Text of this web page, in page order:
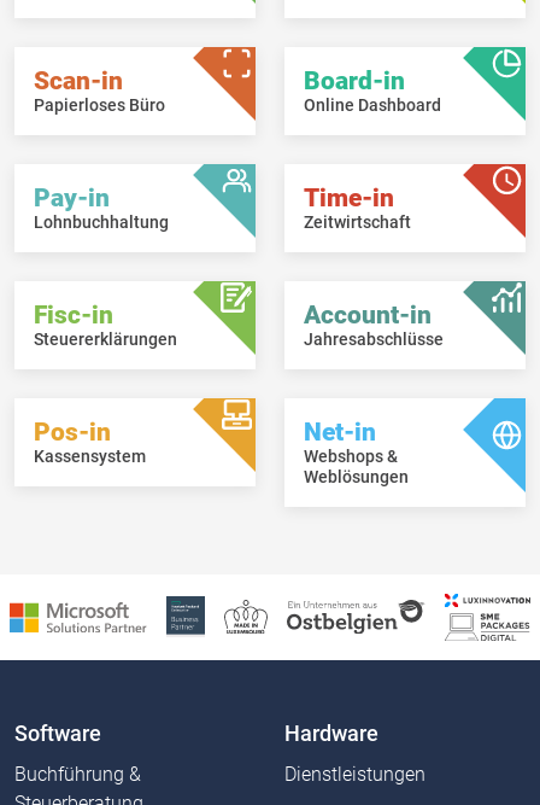
Scan-in
Papierloses Büro
Board-in
Online Dashboard
Pay-in
Lohnbuchhaltung
Time-in
Zeitwirtschaft
Fisc-in
Steuererklärungen
Account-in
Jahresabschlüsse
Pos-in
Kassensystem
Net-in
Webshops &
Weblösungen
Software
Buchführung &
Hardware
Dienstleistungen